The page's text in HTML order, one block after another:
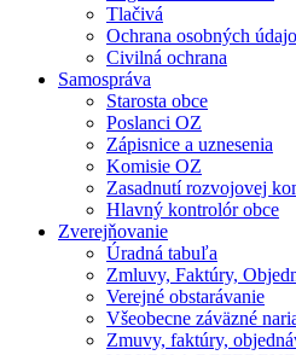
Tlačivá
Ochrana osobných
Civilná ochrana
Samospráva
Starosta obce
Poslanci OZ
Zápisnice a uznesenia
Komisie OZ
Zasadnutí rozvojovej
Hlavný kontrolór obce
Zverejňovanie
Úradná tabuľa
Zmluvy, Faktúry,
Verejné obstarávanie
Všeobecne záväzné
Zmuvy, faktúry,